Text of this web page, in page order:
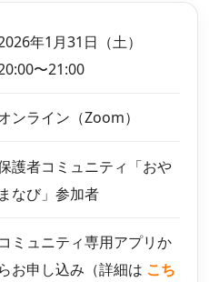
年1月31日（土）
〜21:00
ンライン（Zoom）
護者コミュニティ「おや
まなび」参加者
コミュニティ専用アプリか
らお申し込み（詳細は こち